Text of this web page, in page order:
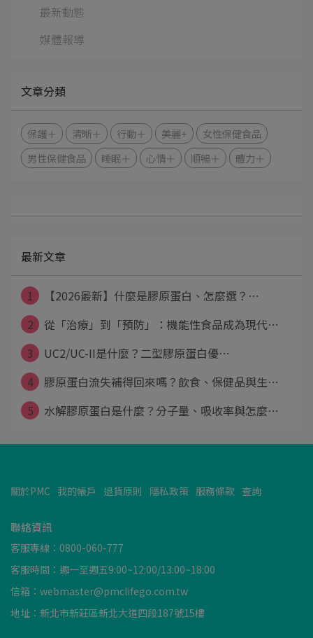
最新動態
媒體報導
文章分類
保護＋ 清晰＋ 行動＋ 美麗+
女性保健食品
男性保健食品
睡眠＋ 心情＋ 順暢＋ 體力＋
最新文章
1
【2026最新】什麼是膠原蛋白、怎麼選？⋯
2
從「治療」到「預防」：機能性食品成為現代⋯
3
UC2/UC-II是什麼？二型膠原蛋白優⋯
4
膠原蛋白流失補得回來嗎？飲食、保健品與生⋯
5
水解膠原蛋白是什麼？分子量、吸收率與怎麼⋯
關於PMC 我的帳戶 退貨原則 隱私政策 服務條款 查詢
聯絡資訊
客服專線：0800-060-777
客服時間：週一至週五9:00~12:00/13:00~18:00
信箱：webmaster@pmclifego.com.tw
地址：新北市新莊區新北大道四段187號15樓